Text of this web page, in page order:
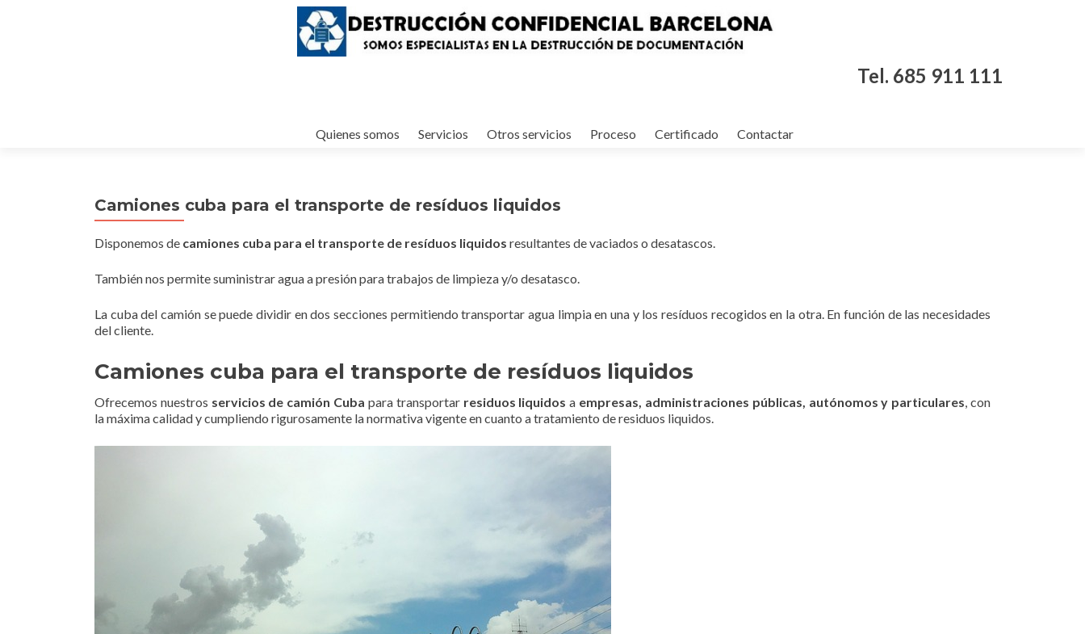
Tel. 685 911 111
Quienes somos Servicios Otros servicios Proceso Certificado Contactar
Camiones cuba para el transporte de resíduos liquidos
Disponemos de camiones cuba para el transporte de resíduos liquidos resultantes de vaciados o desatascos.
También nos permite suministrar agua a presión para trabajos de limpieza y/o desatasco.
La cuba del camión se puede dividir en dos secciones permitiendo transportar agua limpia en una y los resíduos recogidos en la otra. En función de las necesidades
del cliente.
Camiones cuba para el transporte de resíduos liquidos
Ofrecemos nuestros servicios de camión Cuba para transportar residuos liquidos a empresas, administraciones públicas, autónomos y particulares, con
la máxima calidad y cumpliendo rigurosamente la normativa vigente en cuanto a tratamiento de residuos liquidos.